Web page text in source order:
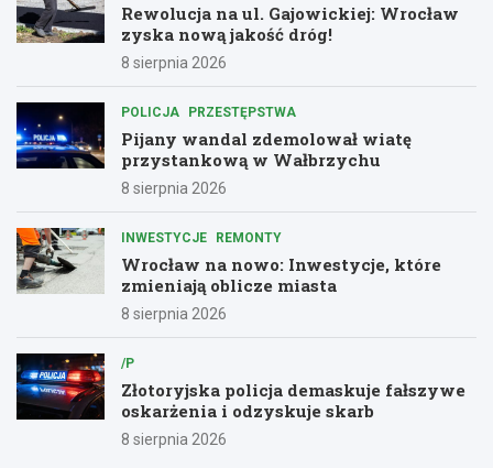
Rewolucja na ul. Gajowickiej: Wrocław
zyska nową jakość dróg!
8 sierpnia 2026
POLICJA PRZESTĘPSTWA
Pijany wandal zdemolował wiatę
przystankową w Wałbrzychu
8 sierpnia 2026
INWESTYCJE REMONTY
Wrocław na nowo: Inwestycje, które
zmieniają oblicze miasta
8 sierpnia 2026
/P
Złotoryjska policja demaskuje fałszywe
oskarżenia i odzyskuje skarb
8 sierpnia 2026